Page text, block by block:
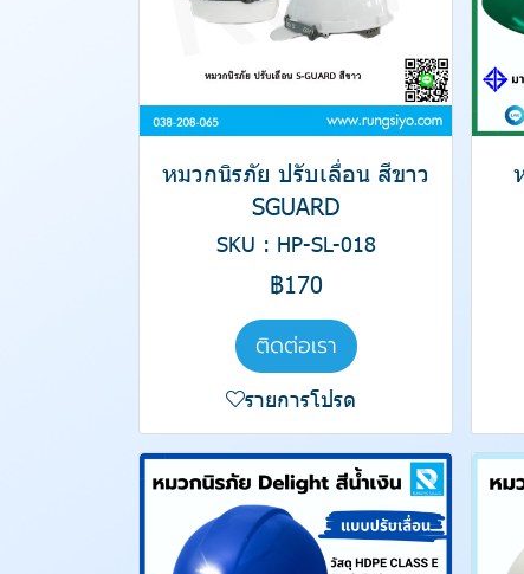
หมวกนิรภัย ปรับเลื่อน สีขาว
SGUARD
SKU : HP-SL-018
฿170
ติดต่อเรา
รายการโปรด